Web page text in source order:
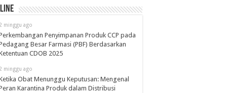
minggu ago
Penyimpanan Produk CCP pada
Besar Farmasi (PBF) Berdasarkan
CDOB 2025
minggu ago
Obat Menunggu Keputusan: Mengenal
Karantina Produk dalam Distribusi